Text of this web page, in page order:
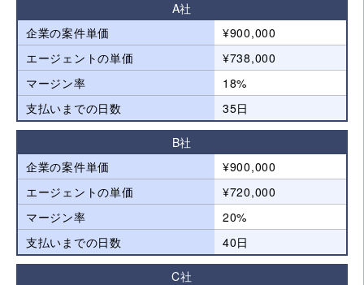
A社
企業の案件単価
¥900,000
エージェントの単価
¥738,000
マージン率
18%
支払いまでの日数
35日
B社
企業の案件単価
¥900,000
エージェントの単価
¥720,000
マージン率
20%
支払いまでの日数
40日
C社